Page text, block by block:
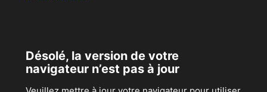
Désolé, la version de votre
navigateur n’est pas à jour